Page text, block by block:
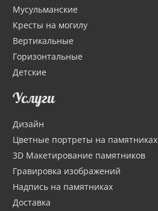
Мусульманские
Кресты на могилу
Вертикальные
Горизонтальные
Детские
Услуги
Дизайн
Цветные портреты на памятниках
3D Макетирование памятников
Гравировка изображений
Надпись на памятниках
Доставка